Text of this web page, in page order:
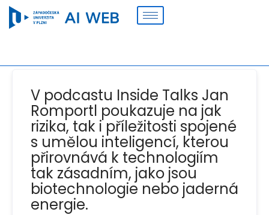
V podcastu Inside Talks Jan
Romportl poukazuje na jak
rizika, tak i příležitosti spojené
s umělou inteligencí, kterou
přirovnává k technologiím
tak zásadním, jako jsou
biotechnologie nebo jaderná
energie.